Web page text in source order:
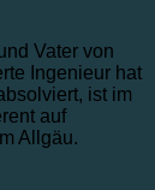
Vater von
Ingenieur hat
ist im
auf
Allgäu.